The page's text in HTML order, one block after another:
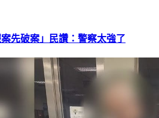
先破案」民讚：警察太強了